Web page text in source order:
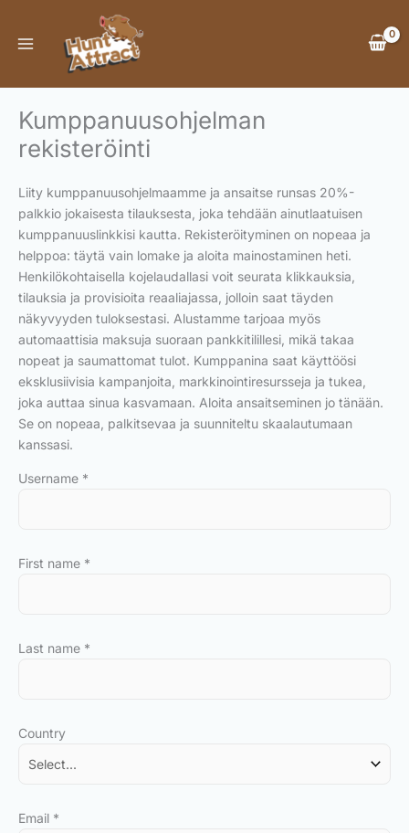
content
Kumppanuusohjelman
rekisteröinti
Liity kumppanuusohjelmaamme ja ansaitse runsas 20%-
palkkio jokaisesta tilauksesta, joka tehdään ainutlaatuisen
kumppanuuslinkkisi kautta. Rekisteröityminen on nopeaa ja
helppoa: täytä vain lomake ja aloita mainostaminen heti.
Henkilökohtaisella kojelaudallasi voit seurata klikkauksia,
tilauksia ja provisioita reaaliajassa, jolloin saat täyden
näkyvyyden tuloksestasi. Alustamme tarjoaa myös
automaattisia maksuja suoraan pankkitilillesi, mikä takaa
nopeat ja saumattomat tulot. Kumppanina saat käyttöösi
eksklusiivisia kampanjoita, markkinointiresursseja ja tukea,
joka auttaa sinua kasvamaan. Aloita ansaitseminen jo tänään.
Se on nopeaa, palkitsevaa ja suunniteltu skaalautumaan
kanssasi.
Username *
First name *
Last name *
Country
Email *